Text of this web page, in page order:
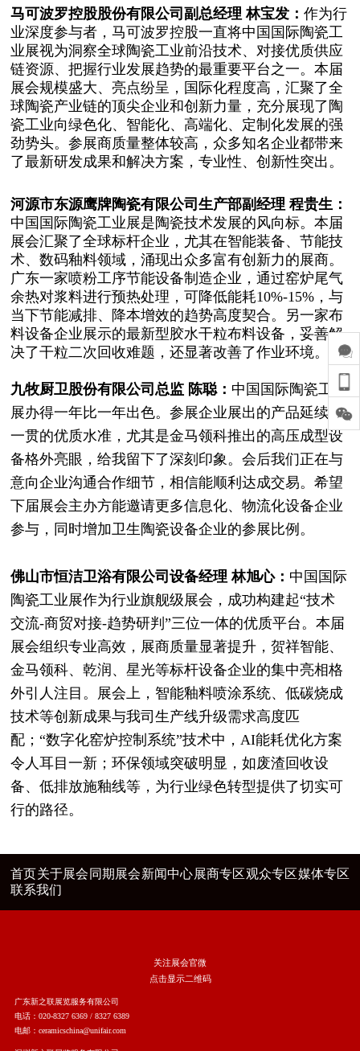
马可波罗控股股份有限公司副总经理 林宝发 ：作为行
业深度参与者，马可波罗控股一直将中国国际陶瓷工
业展视为洞察全球陶瓷工业前沿技术、对接优质供应
链资源、把握行业发展趋势的最重要平台之一。本届
展会规模盛大、亮点纷呈，国际化程度高，汇聚了全
球陶瓷产业链的顶尖企业和创新力量，充分展现了陶
瓷工业向绿色化、智能化、高端化、定制化发展的强
劲势头。参展商质量整体较高，众多知名企业都带来
了最新研发成果和解决方案，专业性、创新性突出。
河源市东源鹰牌陶瓷有限公司生产部副经理 程贵生 ：
中国国际陶瓷工业展是陶瓷技术发展的风向标。本届
展会汇聚了全球标杆企业，尤其在智能装备、节能技
术、数码釉料领域，涌现出众多富有创新力的展商。
广东一家喷粉工序节能设备制造企业，通过窑炉尾气
余热对浆料进行预热处理，可降低能耗10%-15%，与
当下节能减排、降本增效的趋势高度契合。另一家布
料设备企业展示的最新型胶水干粒布料设备，妥善解
决了干粒二次回收难题，还显著改善了作业环境。
九牧厨卫股份有限公司总监 陈聪： 中国国际陶瓷工业
展办得一年比一年出色。参展企业展出的产品延续了
一贯的优质水准，尤其是金马领科推出的高压成型设
备格外亮眼，给我留下了深刻印象。会后我们正在与
意向企业沟通合作细节，相信能顺利达成交易。希望
下届展会主办方能邀请更多信息化、物流化设备企业
参与，同时增加卫生陶瓷设备企业的参展比例。
佛山市恒洁卫浴有限公司设备经理 林旭心： 中国国际
陶瓷工业展作为行业旗舰级展会，成功构建起“技术
交流-商贸对接-趋势研判”三位一体的优质平台。本届
展会组织专业高效，展商质量显著提升，贺祥智能、
金马领科、乾润、星光等标杆设备企业的集中亮相格
外引人注目。展会上，智能釉料喷涂系统、低碳烧成
技术等创新成果与我司生产线升级需求高度匹
配；“数字化窑炉控制系统”技术中，AI能耗优化方案
令人耳目一新；环保领域突破明显，如废渣回收设
备、低排放施釉线等，为行业绿色转型提供了切实可
行的路径。
首页关于展会 同期展会新闻中心展商专区观众专区媒体专区
联系我们
关注展会官微
点击显示二维码
广东新之联展览服务有限公司
电话：020-8327 6369 / 8327 6389
电邮：ceramicschina@unifair.com